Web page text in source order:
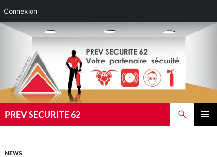
Connexion
Aller
PREV SECURITE 62
NEWS